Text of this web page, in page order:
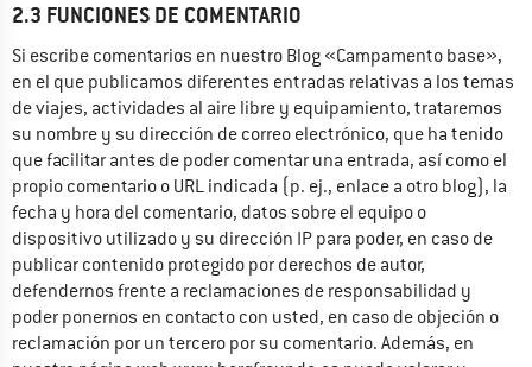
2.3 FUNCIONES DE COMENTARIO
Si escribe comentarios en nuestro Blog «Campamento base»,
en el que publicamos diferentes entradas relativas a los temas
de viajes, actividades al aire libre y equipamiento, trataremos
su nombre y su dirección de correo electrónico, que ha tenido
que facilitar antes de poder comentar una entrada, así como el
propio comentario o URL indicada (p. ej., enlace a otro blog), la
fecha y hora del comentario, datos sobre el equipo o
dispositivo utilizado y su dirección IP para poder, en caso de
publicar contenido protegido por derechos de autor,
defendernos frente a reclamaciones de responsabilidad y
poder ponernos en contacto con usted, en caso de objeción o
reclamación por un tercero por su comentario. Además, en